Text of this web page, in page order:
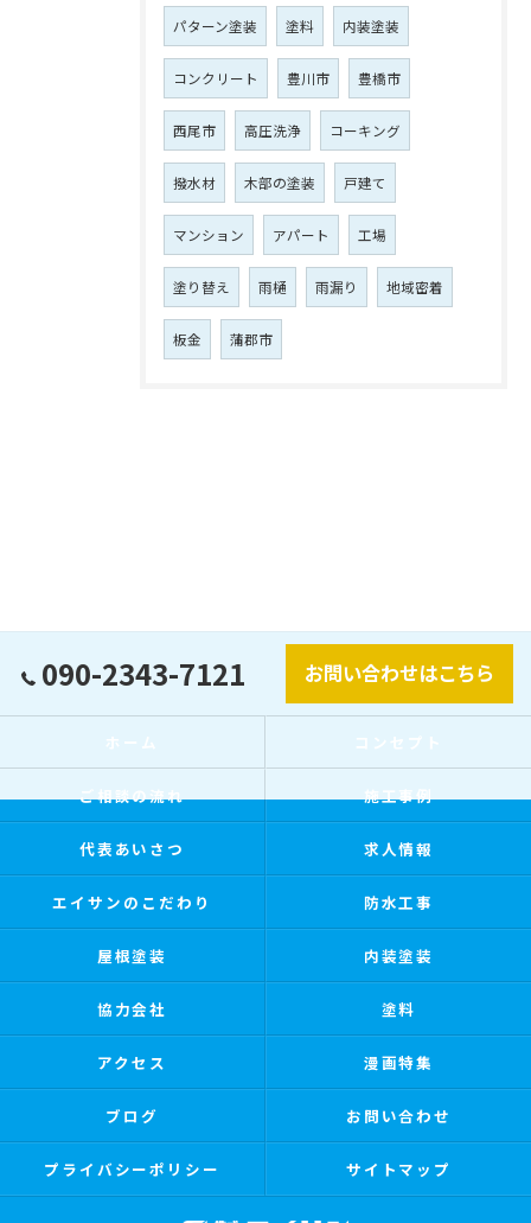
パターン塗装 塗料 内装塗装
コンクリート 豊川市 豊橋市
西尾市 高圧洗浄 コーキング
撥水材 木部の塗装 戸建て
マンション アパート 工場
塗り替え 雨樋 雨漏り 地域密着
板金 蒲郡市
090-2343-7121 お問い合わせはこちら
ホーム コンセプト
ご相談の流れ 施工事例
代表あいさつ 求人情報
エイサンのこだわり 防水工事
屋根塗装 内装塗装
協力会社 塗料
アクセス 漫画特集
ブログ お問い合わせ
プライバシーポリシー サイトマップ